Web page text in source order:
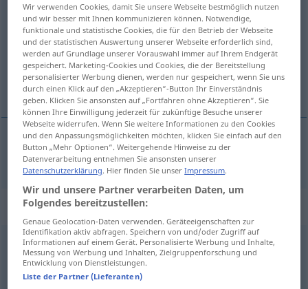
auffälligadj
Übersicht aller Übersetzungen
(Für mehr Details die Übersetzung anklicken/antippen)
strano
strano auffällig
Synonyme für "auffällig"
ersichtlich (geh.),stark,markant,unübersehbar,
augenfällig,wahrnehmbar
Wir verwenden Cookies, damit Sie unsere Webseite bestmöglich nutzen
und wir besser mit Ihnen kommunizieren können. Notwendige,
funktionale und statistische Cookies, die für den Betrieb der Webseite
und der statistischen Auswertung unserer Webseite erforderlich sind,
werden auf Grundlage unserer Vorauswahl immer auf Ihrem Endgerät
gespeichert. Marketing-Cookies und Cookies, die der Bereitstellung
personalisierter Werbung dienen, werden nur gespeichert, wenn Sie uns
durch einen Klick auf den „Akzeptieren“-Button Ihr Einverständnis
geben. Klicken Sie ansonsten auf „Fortfahren ohne Akzeptieren“. Sie
können Ihre Einwilligung jederzeit für zukünftige Besuche unserer
Webseite widerrufen. Wenn Sie weitere Informationen zu den Cookies
und den Anpassungsmöglichkeiten möchten, klicken Sie einfach auf den
Button „Mehr Optionen“. Weitergehende Hinweise zu der
Datenverarbeitung entnehmen Sie ansonsten unserer
Datenschutzerklärung. Hier finden Sie unserImpressum.
Wir und unsere Partner verarbeiten Daten, um
Folgendes bereitzustellen:
Genaue Geolocation-Daten verwenden. Geräteeigenschaften zur
Identifikation aktiv abfragen. Speichern von und/oder Zugriff auf
Informationen auf einem Gerät. Personalisierte Werbung und Inhalte,
Messung von Werbung und Inhalten, Zielgruppenforschung und
Entwicklung von Dienstleistungen.
Liste der Partner (Lieferanten)